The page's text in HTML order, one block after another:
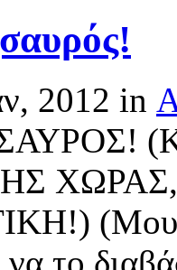
2012 in
(Μου